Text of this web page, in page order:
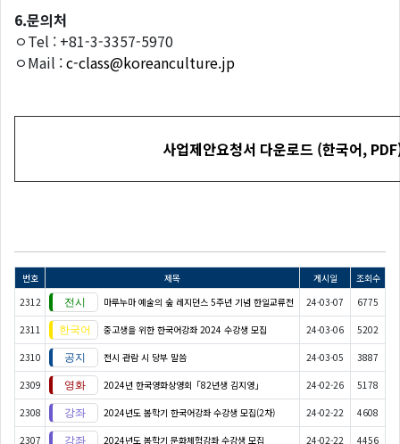
6.문의처
ㅇTel : +81-3-3357-5970
ㅇMail :c-class@koreanculture.jp
사업제안요청서 다운로드 (한국어,
번호 제목 게시일
조회수
2312
마루누마 예술의 숲 레지던스 5주년 기념 한일교류전 24-03-07 6775
2311 중고생을 위한 한국어강좌 2024 수강생 모집 24-03-06 5202
2310 전시 관람 시 당부 말씀 24-03-05 3887
2309 2024년 한국영화상영회「82년생 김지영」 24-02-26 5178
2308 2024년도 봄학기 한국어강좌 수강생 모집(2차) 24-02-22 4608
2307 2024년도 봄학기 문화체험강좌 수강생 모집 24-02-22 4456